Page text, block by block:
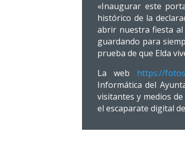
«Inaugurar este
histórico de la
abrir nuestra fiesta al
guardando para
prueba de que Elda
La web https://
Informática del
visitantes y medios
el escaparate digital